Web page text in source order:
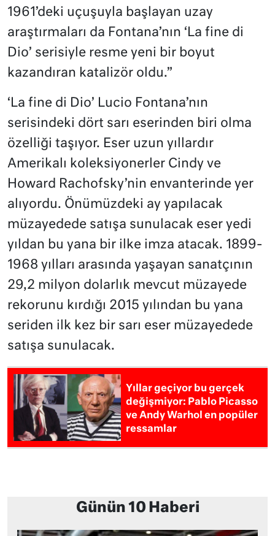
1961’deki uçuşuyla başlayan uzay
araştırmaları da Fontana’nın ‘La fine di
Dio’ serisiyle resme yeni bir boyut
kazandıran katalizör oldu.”
‘La fine di Dio’ Lucio Fontana’nın
serisindeki dört sarı eserinden biri olma
özelliği taşıyor. Eser uzun yıllardır
Amerikalı koleksiyonerler Cindy ve
Howard Rachofsky’nin envanterinde yer
alıyordu. Önümüzdeki ay yapılacak
müzayedede satışa sunulacak eser yedi
yıldan bu yana bir ilke imza atacak. 1899-
1968 yılları arasında yaşayan sanatçının
29,2 milyon dolarlık mevcut müzayede
rekorunu kırdığı 2015 yılından bu yana
seriden ilk kez bir sarı eser müzayedede
satışa sunulacak.
Yıllar geçiyor bu gerçek
değişmiyor: Pablo Picasso
ve Andy Warhol en popüler
ressamlar
Günün 10 Haberi